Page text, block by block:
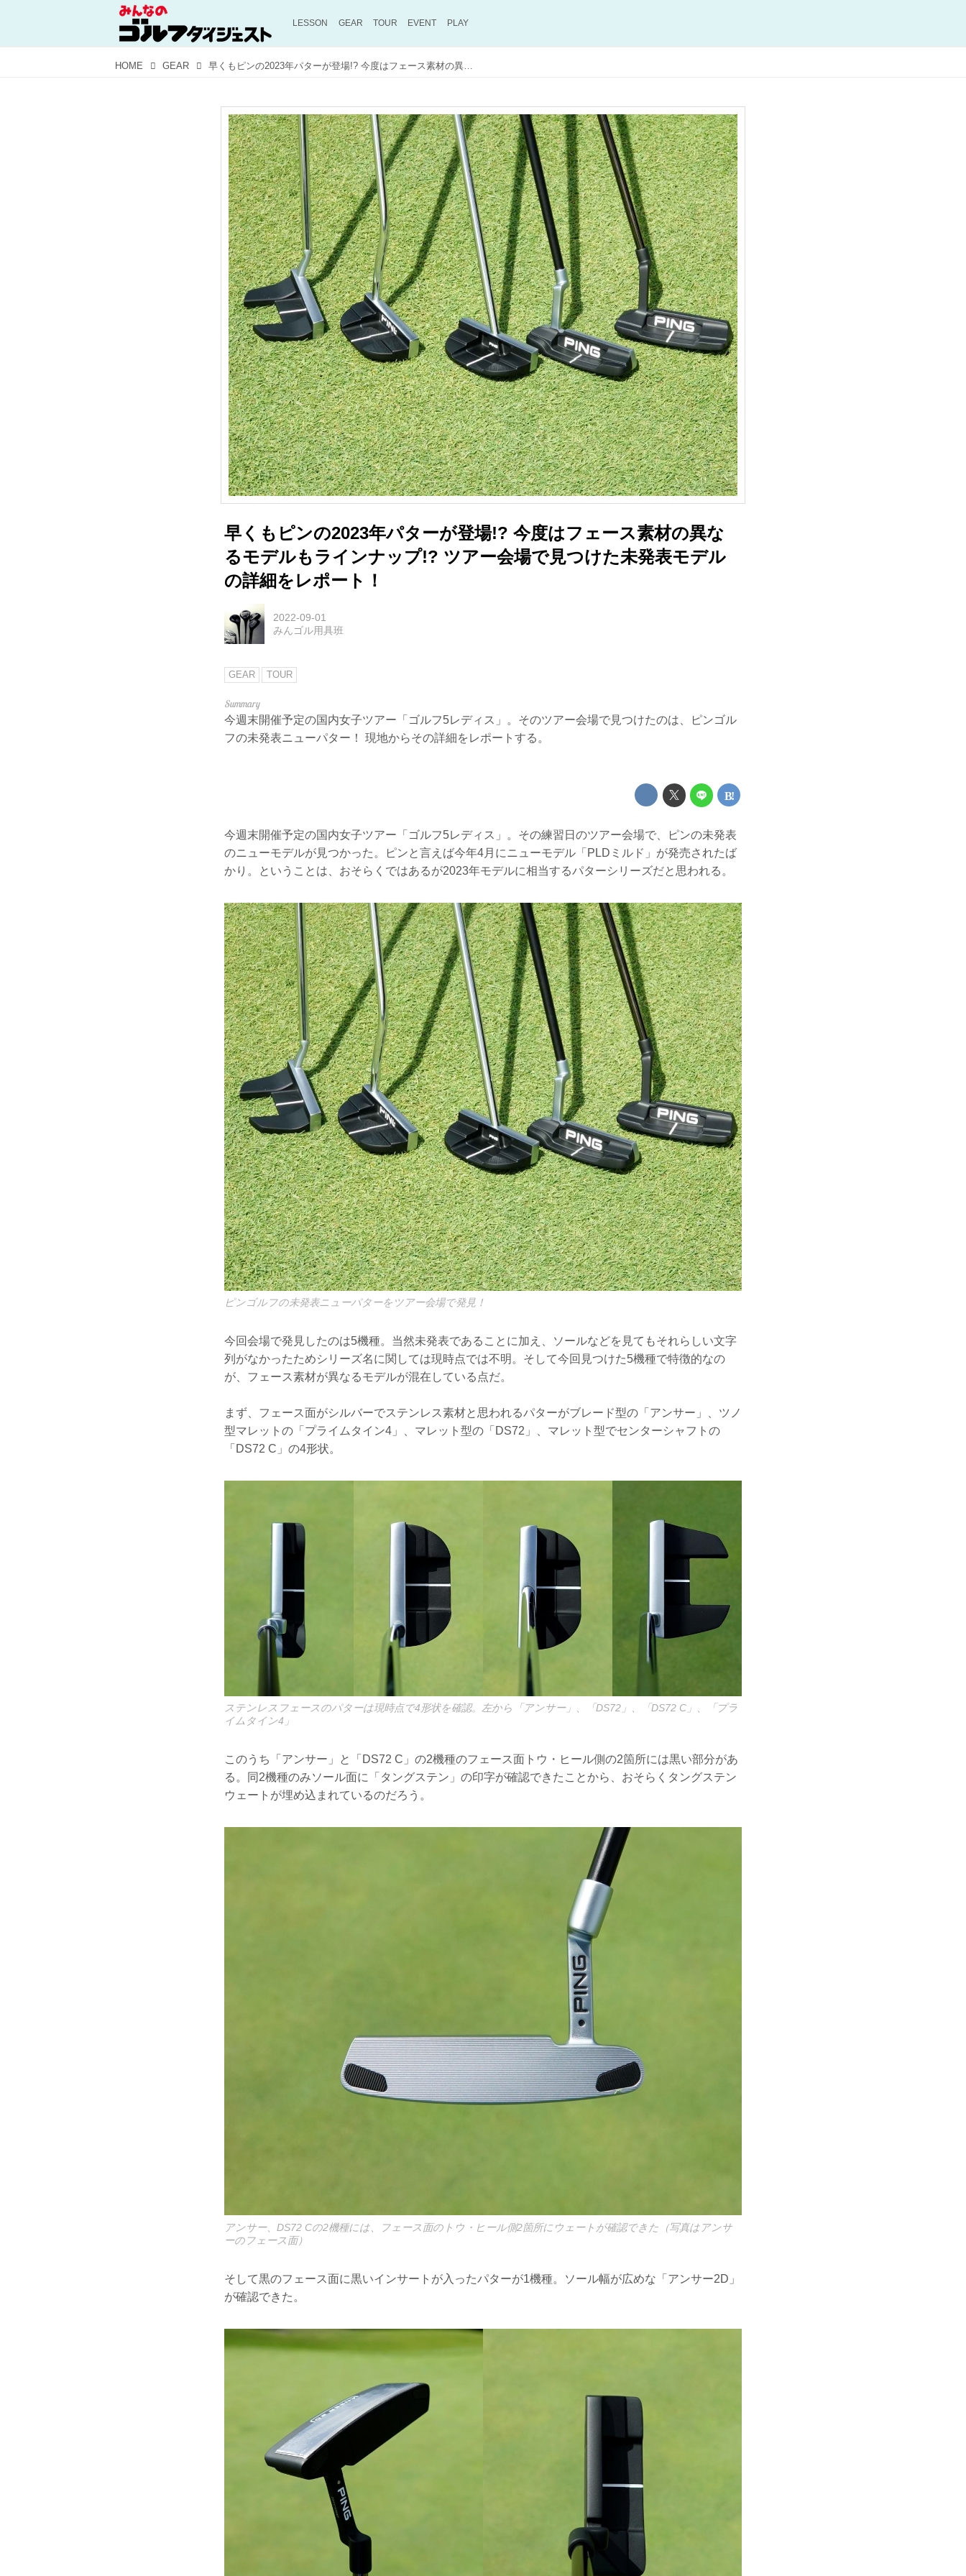
LESSON GEAR TOUR EVENT PLAY
HOME GEAR 早くもピンの2023年パターが登場!? 今度はフェース素材の異なるモデルもラインナップ!? ツアー会場で見つけた未発表モデルの詳細をレポート！
早くもピンの2023年パターが登場!? 今度はフェース素材の異な
るモデルもラインナップ!? ツアー会場で見つけた未発表モデル
の詳細をレポート！
2022-09-01
みんゴル用具班
GEAR TOUR
今週末開催予定の国内女子ツアー「ゴルフ5レディス」。そのツアー会場で見つけたのは、ピンゴル
フの未発表ニューパター！ 現地からその詳細をレポートする。
今週末開催予定の国内女子ツアー「ゴルフ5レディス」。その練習日のツアー会場で、ピンの未発表
のニューモデルが見つかった。ピンと言えば今年4月にニューモデル「PLDミルド」が発売されたば
かり。ということは、おそらくではあるが2023年モデルに相当するパターシリーズだと思われる。
ピンゴルフの未発表ニューパターをツアー会場で発見！
今回会場で発見したのは5機種。当然未発表であることに加え、ソールなどを見てもそれらしい文字
列がなかったためシリーズ名に関しては現時点では不明。そして今回見つけた5機種で特徴的なの
が、フェース素材が異なるモデルが混在している点だ。
まず、フェース面がシルバーでステンレス素材と思われるパターがブレード型の「アンサー」、ツノ
型マレットの「プライムタイン4」、マレット型の「DS72」、マレット型でセンターシャフトの
「DS72 C」の4形状。
ステンレスフェースのパターは現時点で4形状を確認。左から「アンサー」、「DS72」、「DS72 C」、「プラ
イムタイン4」
このうち「アンサー」と「DS72 C」の2機種のフェース面トウ・ヒール側の2箇所には黒い部分があ
る。同2機種のみソール面に「タングステン」の印字が確認できたことから、おそらくタングステン
ウェートが埋め込まれているのだろう。
アンサー、DS72 Cの2機種には、フェース面のトウ・ヒール側2箇所にウェートが確認できた（写真はアンサ
ーのフェース面）
そして黒のフェース面に黒いインサートが入ったパターが1機種。ソール幅が広めな「アンサー2D」
が確認できた。